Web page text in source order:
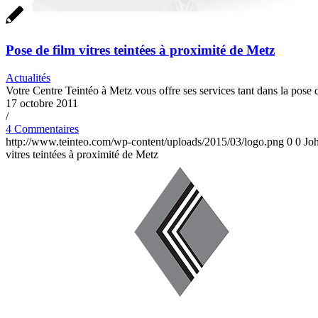
Pose de film vitres teintées à proximité de Metz
Actualités
Votre Centre Teintéo à Metz vous offre ses services tant dans la
17 octobre 2011
/
4 Commentaires
http://www.teinteo.com/wp-content/uploads/2015/03/logo.png 0 0
vitres teintées à proximité de Metz